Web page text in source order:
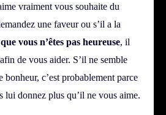
vraiment vous souhaite du
une faveur ou s’il a la
vous n’êtes pas heureuse, il
de vous aider. S’il ne semble
bonheur, c’est probablement parce
lui donnez plus qu’il ne vous aime.